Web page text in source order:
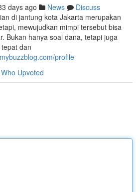
days ago News
Discuss
di jantung kota Jakarta merupakan
mewujudkan mimpi tersebut bisa
Bukan hanya soal dana, tetapi juga
dan
profile
Who Upvoted